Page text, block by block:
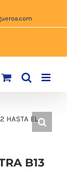
B13